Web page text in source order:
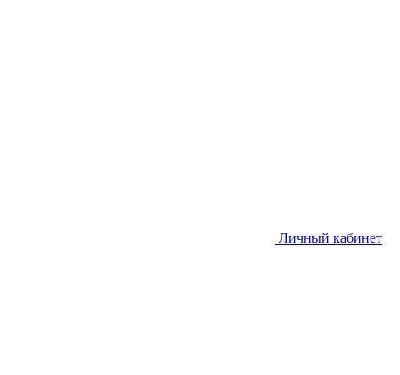
Личный кабинет